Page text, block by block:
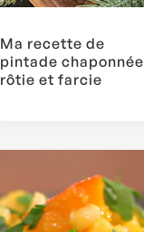
Ma recette de
pintade chaponnée
rôtie et farcie